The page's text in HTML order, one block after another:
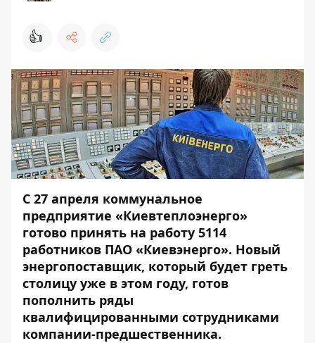
👍
С 27 апреля коммунальное
предприятие «Киевтеплоэнерго»
готово принять на работу 5114
работников ПАО «Киевэнерго». Новый
энергопоставщик, который будет греть
столицу уже в этом году, готов
пополнить ряды
квалифицированными сотрудниками
компании-предшественника.